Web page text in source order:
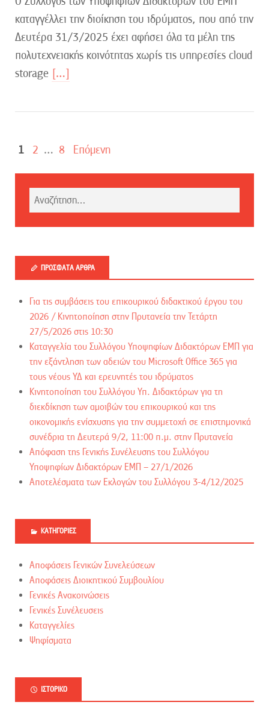
καταγγέλλει την διοίκηση του ιδρύματος, που από την
Δευτέρα 31/3/2025 έχει αφήσει όλα τα μέλη της
πολυτεχνειακής κοινότητας χωρίς τις υπηρεσίες cloud
storage […]
1 2 … 8 Επόμενη
ΠΡΌΣΦΑΤΑ ΆΡΘΡΑ
Για τις συμβάσεις του επικουρικού διδακτικού έργου του
2026 / Kινητοποίηση στην Πρυτανεία την Τετάρτη
27/5/2026 στις 10:30
Καταγγελία του Συλλόγου Υποψηφίων Διδακτόρων ΕΜΠ για
την εξάντληση των αδειών του Microsoft Office 365 για
τους νέους ΥΔ και ερευνητές του ιδρύματος
Κινητοποίηση του Συλλόγου Υπ. Διδακτόρων για τη
διεκδίκηση των αμοιβών του επικουρικού και της
οικονομικής ενίσχυσης για την συμμετοχή σε επιστημονικά
συνέδρια τη Δευτερά 9/2, 11:00 π.μ. στην Πρυτανεία
Απόφαση της Γενικής Συνέλευσης του Συλλόγου
Υποψηφίων Διδακτόρων ΕΜΠ – 27/1/2026
Αποτελέσματα των Εκλογών του Συλλόγου 3-4/12/2025
ΚΑΤΗΓΟΡΊΕΣ
Αποφάσεις Γενικών Συνελεύσεων
Αποφάσεις Διοικητικού Συμβουλίου
Γενικές Ανακοινώσεις
Γενικές Συνέλευσεις
Καταγγελίες
Ψηφίσματα
ΙΣΤΟΡΙΚΌ